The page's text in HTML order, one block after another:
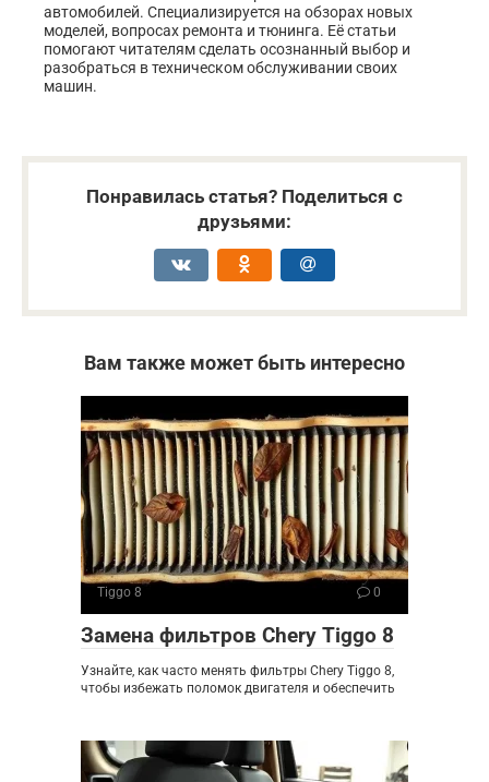
автомобилей. Специализируется на обзорах новых
моделей, вопросах ремонта и тюнинга. Её статьи
помогают читателям сделать осознанный выбор и
разобраться в техническом обслуживании своих
машин.
Понравилась статья? Поделиться с
друзьями:
Вам также может быть интересно
Tiggo 8 0
Замена фильтров Chery Tiggo 8
Узнайте, как часто менять фильтры Chery Tiggo 8,
чтобы избежать поломок двигателя и обеспечить